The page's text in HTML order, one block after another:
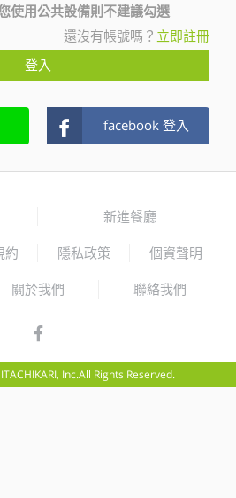
使用公共設備則不建議勾選
還沒有帳號嗎？ 立即註冊
登入
facebook 登入
新進餐廳
約 隱私政策 個資聲明
關於我們 聯絡我們
Inc.All Rights Reserved.